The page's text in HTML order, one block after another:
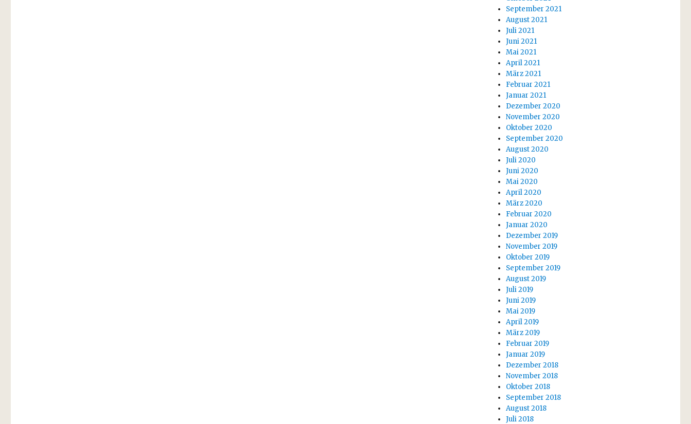
September 2021
August 2021
Juli 2021
Juni 2021
Mai 2021
April 2021
März 2021
Februar 2021
Januar 2021
Dezember 2020
November 2020
Oktober 2020
September 2020
August 2020
Juli 2020
Juni 2020
Mai 2020
April 2020
März 2020
Februar 2020
Januar 2020
Dezember 2019
November 2019
Oktober 2019
September 2019
August 2019
Juli 2019
Juni 2019
Mai 2019
April 2019
März 2019
Februar 2019
Januar 2019
Dezember 2018
November 2018
Oktober 2018
September 2018
August 2018
Juli 2018